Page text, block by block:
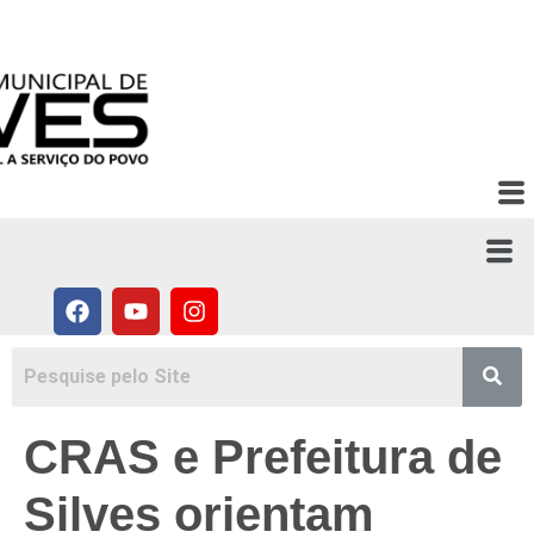
Ir para o
conteúdo
CRAS e Prefeitura de
Silves orientam